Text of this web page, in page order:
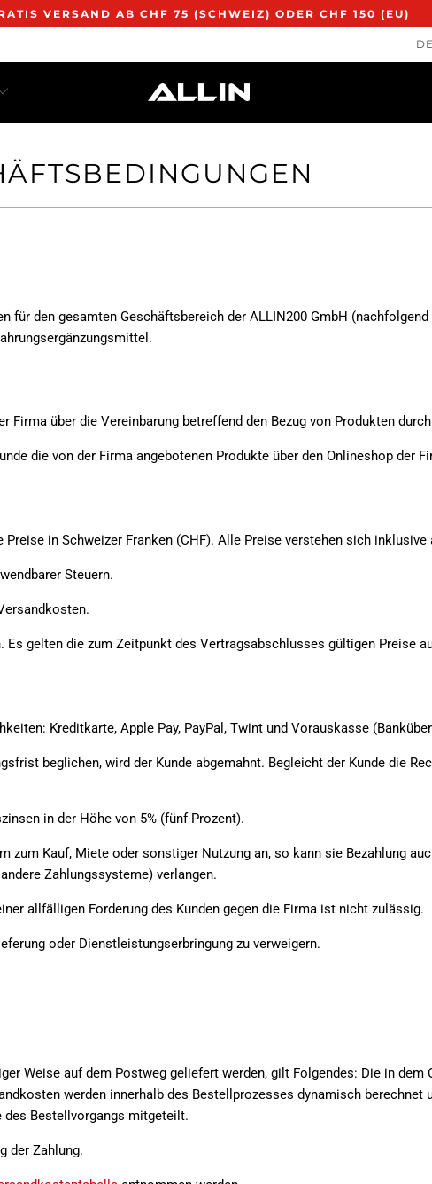
VERSAND AB CHF 75 (SCHWEIZ) ODER CHF 150 (EU)
für den gesamten Geschäftsbereich der ALLIN200 GmbH
über die Vereinbarung betreffend den Bezug von Produkten
die von der Firma angebotenen Produkte über den Onlineshop der
in Schweizer Franken (CHF). Alle Preise verstehen sich
Steuern.
Es gelten die zum Zeitpunkt des Vertragsabschlusses gültigen Preise
Kreditkarte, Apple Pay, PayPal, Twint und Vorauskasse
beglichen, wird der Kunde abgemahnt. Begleicht der Kunde die
in der Höhe von 5% (fünf Prozent).
zum Kauf, Miete oder sonstiger Nutzung an, so kann sie Bezahlung
Zahlungssysteme) verlangen.
allfälligen Forderung des Kunden gegen die Firma ist nicht zulässig.
oder Dienstleistungserbringung zu verweigern.
Weise auf dem Postweg geliefert werden, gilt Folgendes: Die in dem
werden innerhalb des Bestellprozesses dynamisch berechnet
Bestellvorgangs mitgeteilt.
der Zahlung.